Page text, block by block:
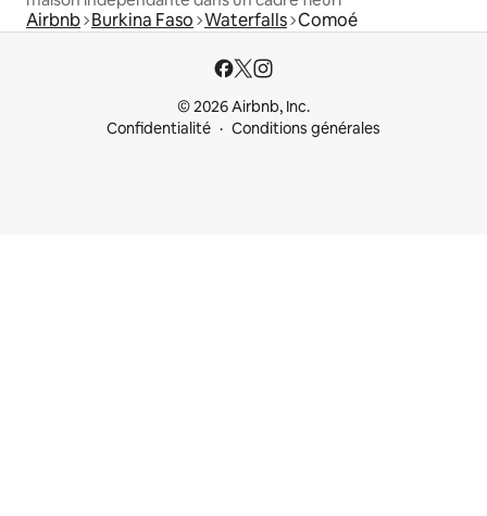
Airbnb Burkina Faso Waterfalls Comoé
© 2026 Airbnb, Inc.
Confidentialité
Conditions générales